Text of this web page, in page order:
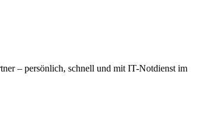
– persönlich, schnell und mit IT-Notdienst im